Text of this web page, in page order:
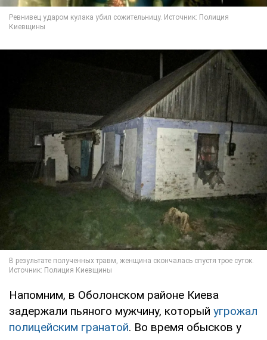
Напомним, в Оболонском районе Киева
задержали пьяного мужчину, который угрожал
полицейским гранатой. Во время обысков у